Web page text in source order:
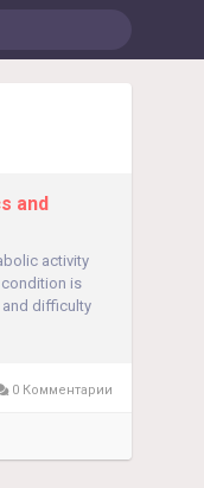
and
activity
is
and difficulty
0 Комментарии